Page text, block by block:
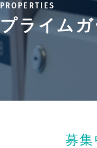
PROPERTIES
プライム
募集